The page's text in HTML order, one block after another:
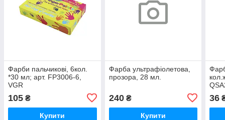
Фарби пальчикові, 6кол.
*30 мл; арт. FP3006-6,
VGR
105 ₴
Купити
Фарба ультрафіолетова,
прозора, 28 мл.
240₴
Купити
36